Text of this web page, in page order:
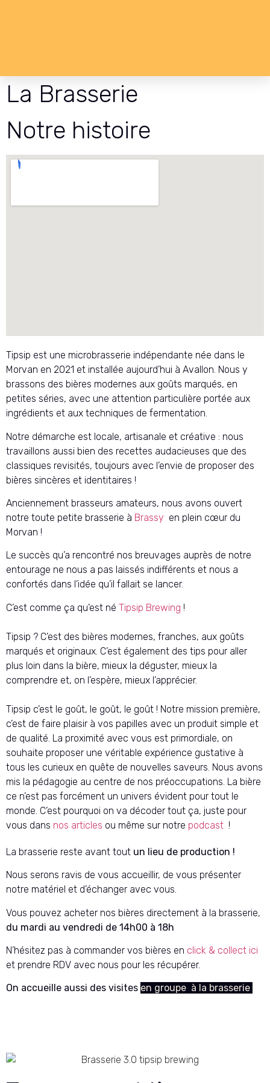
La Brasserie
Notre histoire
Tipsip est une microbrasserie indépendante née dans le
Morvan en 2021 et installée aujourd’hui à Avallon. Nous y
brassons des bières modernes aux goûts marqués, en
petites séries, avec une attention particulière portée aux
ingrédients et aux techniques de fermentation.
Notre démarche est locale, artisanale et créative : nous
travaillons aussi bien des recettes audacieuses que des
classiques revisités, toujours avec l’envie de proposer des
bières sincères et identitaires !
Anciennement brasseurs amateurs, nous avons ouvert
notre toute petite brasserie à Brassy en plein cœur du
Morvan !
Le succès qu’a rencontré nos breuvages auprès de notre
entourage ne nous a pas laissés indifférents et nous a
confortés dans l’idée qu’il fallait se lancer.
C’est comme ça qu’est né Tipsip Brewing !
Tipsip ? C’est des bières modernes, franches, aux goûts
marqués et originaux. C’est également des tips pour aller
plus loin dans la bière, mieux la déguster, mieux la
comprendre et, on l’espère, mieux l’apprécier.
Tipsip c’est le goût, le goût, le goût ! Notre mission première,
c’est de faire plaisir à vos papilles avec un produit simple et
de qualité. La proximité avec vous est primordiale, on
souhaite proposer une véritable expérience gustative à
tous les curieux en quête de nouvelles saveurs. Nous avons
mis la pédagogie au centre de nos préoccupations. La bière
ce n’est pas forcément un univers évident pour tout le
monde. C’est pourquoi on va décoder tout ça, juste pour
vous dans nos articles ou même sur notre podcast !
La brasserie reste avant tout un lieu de production !
Nous serons ravis de vous accueillir, de vous présenter
notre matériel et d’échanger avec vous.
Vous pouvez acheter nos bières directement à la brasserie,
du mardi au vendredi de 14h00 à 18h
N’hésitez pas à commander vos bières en click & collect ici
et prendre RDV avec nous pour les récupérer.
On accueille aussi des visites en groupe à la brasserie